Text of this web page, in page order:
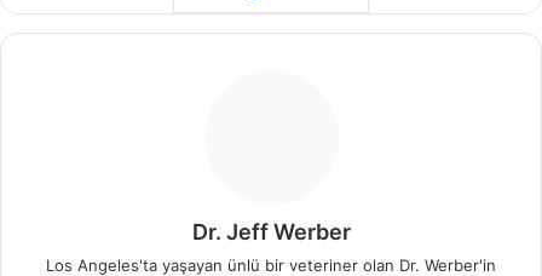
Dr. Jeff Werber
Los Angeles'ta yaşayan ünlü bir veteriner olan Dr. Werber'in